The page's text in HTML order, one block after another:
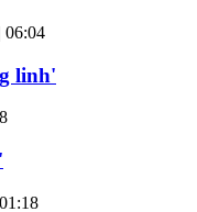
06:04
linh'
01:18